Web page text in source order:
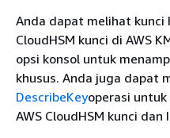
Anda dapat melihat kunci
CloudHSM kunci di AWS
opsi konsol untuk
khusus. Anda juga dapat
DescribeKeyoperasi untuk
AWS CloudHSM kunci dan